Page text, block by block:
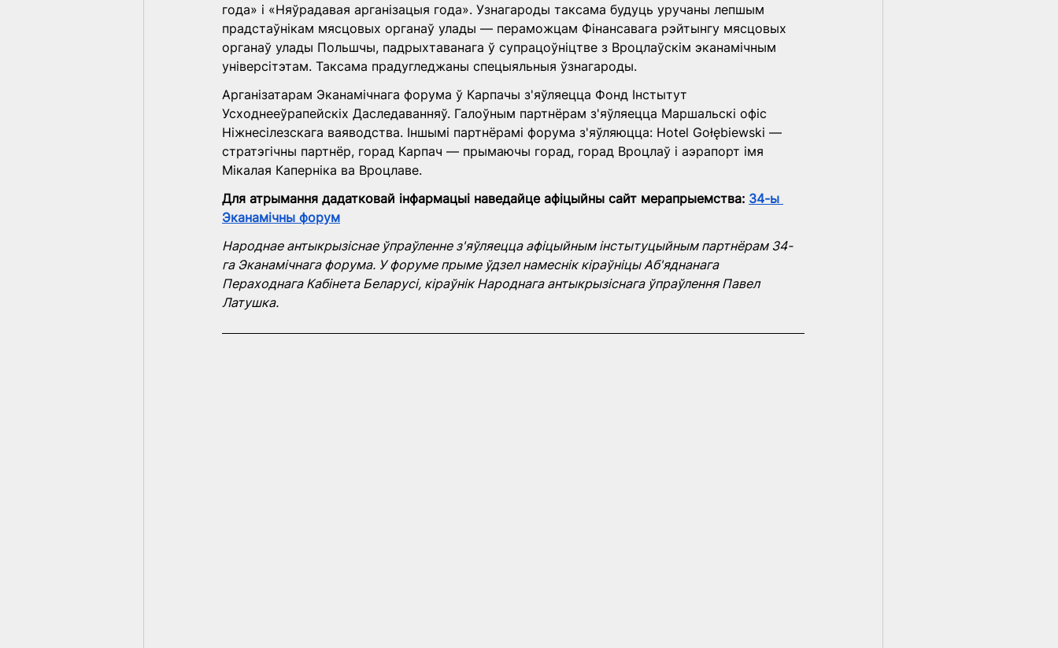
года» і «Няўрадавая арганізацыя года». Узнагароды таксама будуць уручаны лепшым
прадстаўнікам мясцовых органаў улады — пераможцам Фінансавага рэйтынгу мясцовых
органаў улады Польшчы, падрыхтаванага ў супрацоўніцтве з Вроцлаўскім эканамічным
універсітэтам. Таксама прадугледжаны спецыяльныя ўзнагароды.
Арганізатарам Эканамічнага форума ў Карпачы з'яўляецца Фонд Інстытут
Усходнееўрапейскіх Даследаванняў. Галоўным партнёрам з'яўляецца Маршальскі офіс
Ніжнесілезскага ваяводства. Іншымі партнёрамі форума з'яўляюцца: Hotel Gołębiewski —
стратэгічны партнёр, горад Карпач — прымаючы горад, горад Вроцлаў і аэрапорт імя
Мікалая Каперніка ва Вроцлаве.
Для атрымання дадатковай інфармацыі наведайце афіцыйны сайт мерапрыемства: 34-ы
Эканамічны форум
Народнае антыкрызіснае ўпраўленне з'яўляецца афіцыйным інстытуцыйным партнёрам 34-
га Эканамічнага форума. У форуме прыме ўдзел намеснік кіраўніцы Аб'яднанага
Пераходнага Кабінета Беларусі, кіраўнік Народнага антыкрызіснага ўпраўлення Павел
Латушка.